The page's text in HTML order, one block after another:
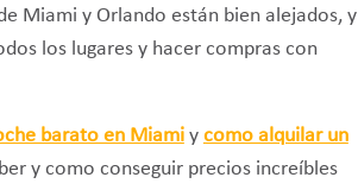
Miami y Orlando están bien alejados, y
los lugares y hacer compras con
barato en Miamiy como alquilar un
y como conseguir precios increíbles